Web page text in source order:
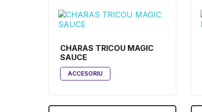
CHARAS TRICOU MAGIC
SAUCE
ACCESORIU